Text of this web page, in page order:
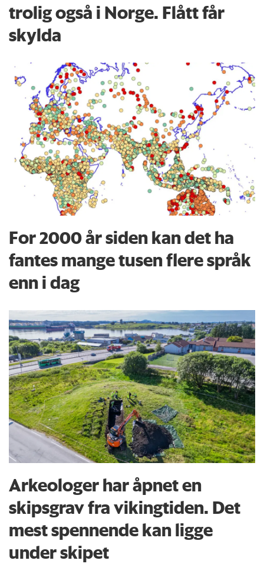
trolig også i Norge. Flått får
skylda
For 2000 år siden kan det ha
fantes mange tusen flere språk
enn i dag
Arkeologer har åpnet en
skipsgrav fra vikingtiden. Det
mest spennende kan ligge
under skipet